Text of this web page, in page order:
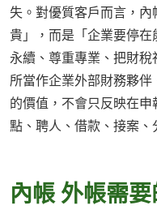
失。對優質客戶而言，
貴」，而是「企業要停
永續、尊重專業、把財
所當作企業外部財務夥
的價值，不會只反映在
點、聘人、借款、接案、
內帳 外帳需